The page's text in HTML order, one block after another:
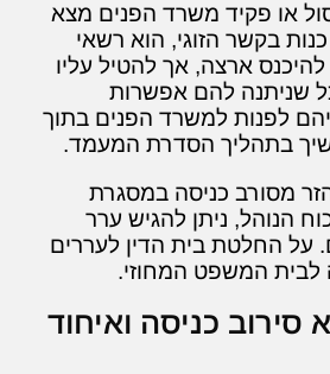
או פקיד משרד הפנים מצא
בקשר הזוגי, הוא רשאי
ארצה, אך להטיל עליו
שניתנה להם אפשרות
לפנות למשרד הפנים בתוך
מסורב כניסה במסגרת
הנוהל, ניתן להגיש ערר
על החלטת בית הדין לעררים
לבית המשפט המחוזי.
סירוב כניסה ואיחוד